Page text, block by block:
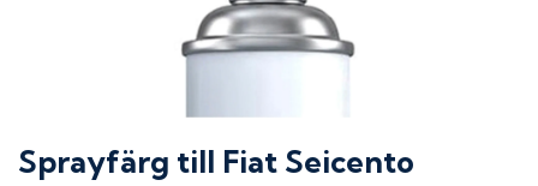
Sprayfärg till Fiat Seicento